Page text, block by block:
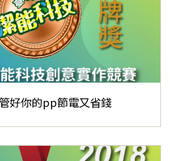
好你的pp節電又省錢